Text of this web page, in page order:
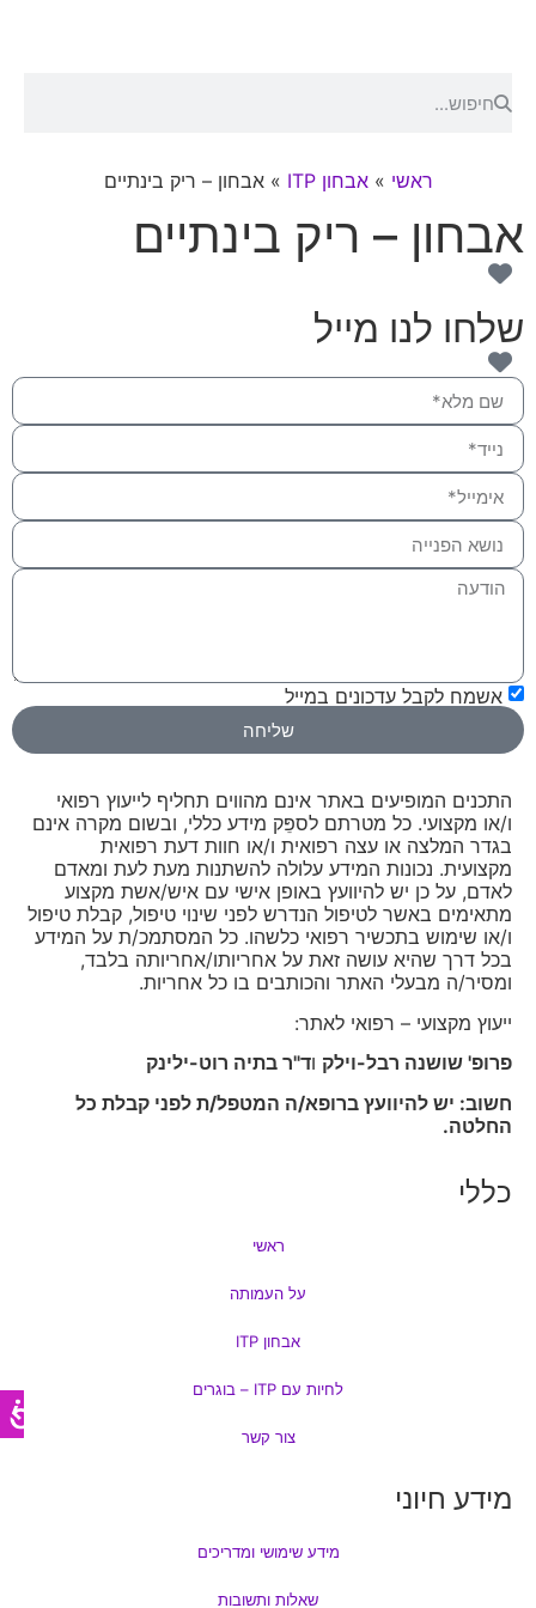
ראשי »אבחון ITP »אבחון – ריק בינתיים
אבחון – ריק בינתיים
שלחו לנו מייל
אשמח לקבל עדכונים במייל
שליחה
התכנים המופיעים באתר אינם מהווים תחליף לייעוץ רפואי
ו/או מקצועי. כל מטרתם לספֵּק מידע כללי, ובשום מקרה אינם
בגדר המלצה או עצה רפואית ו/או חוות דעת רפואית
מקצועית. נכונות המידע עלולה להשתנות מעת לעת ומאדם
לאדם, על כן יש להיוועץ באופן אישי עם איש/אשת מקצוע
מתאימים באשר לטיפול הנדרש לפני שינוי טיפול, קבלת טיפול
ו/או שימוש בתכשיר רפואי כלשהו. כל המסתמכ/ת על המידע
בכל דרך שהיא עושה זאת על אחריותו/אחריותה בלבד,
ומסיר/ה מבעלי האתר והכותבים בו כל אחריות.
ייעוץ מקצועי – רפואי לאתר:
פרופ' שושנה רבל-וילק וד"ר בתיה רוט-ילינק
חשוב: יש להיוועץ ברופא/ה המטפל/ת לפני קבלת כל
החלטה.
כללי
ראשי
על העמותה
אבחון ITP
לחיות עם ITP – בוגרים
צור קשר
מידע חיוני
מידע שימושי ומדריכים
שאלות ותשובות